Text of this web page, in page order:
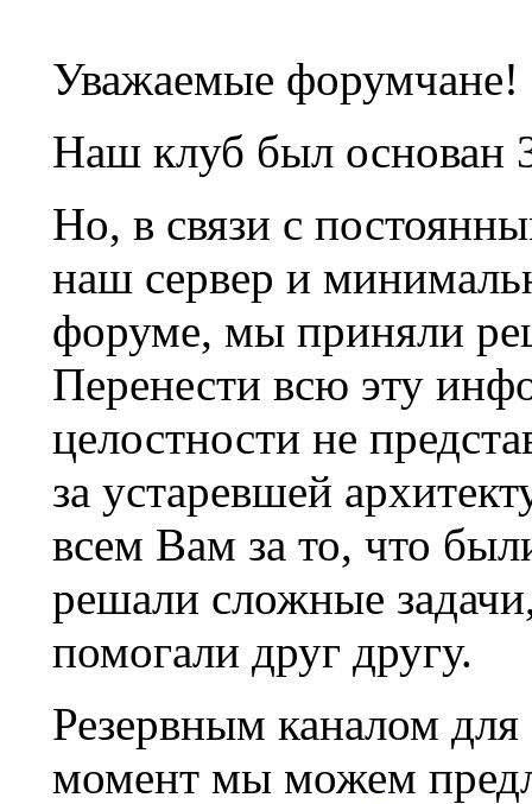
Уважаемые форумчане!
Наш клуб был основан
Но, в связи с
наш сервер и
форуме, мы приняли
Перенести всю эту
целостности не
за устаревшей
всем Вам за то, что
решали сложные
помогали друг другу.
Резервным каналом
момент мы можем